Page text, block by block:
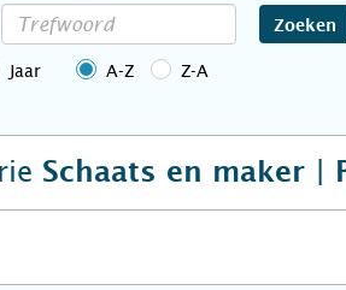
Zoeken
Jaar A-Z Z-A
Schaats en maker |